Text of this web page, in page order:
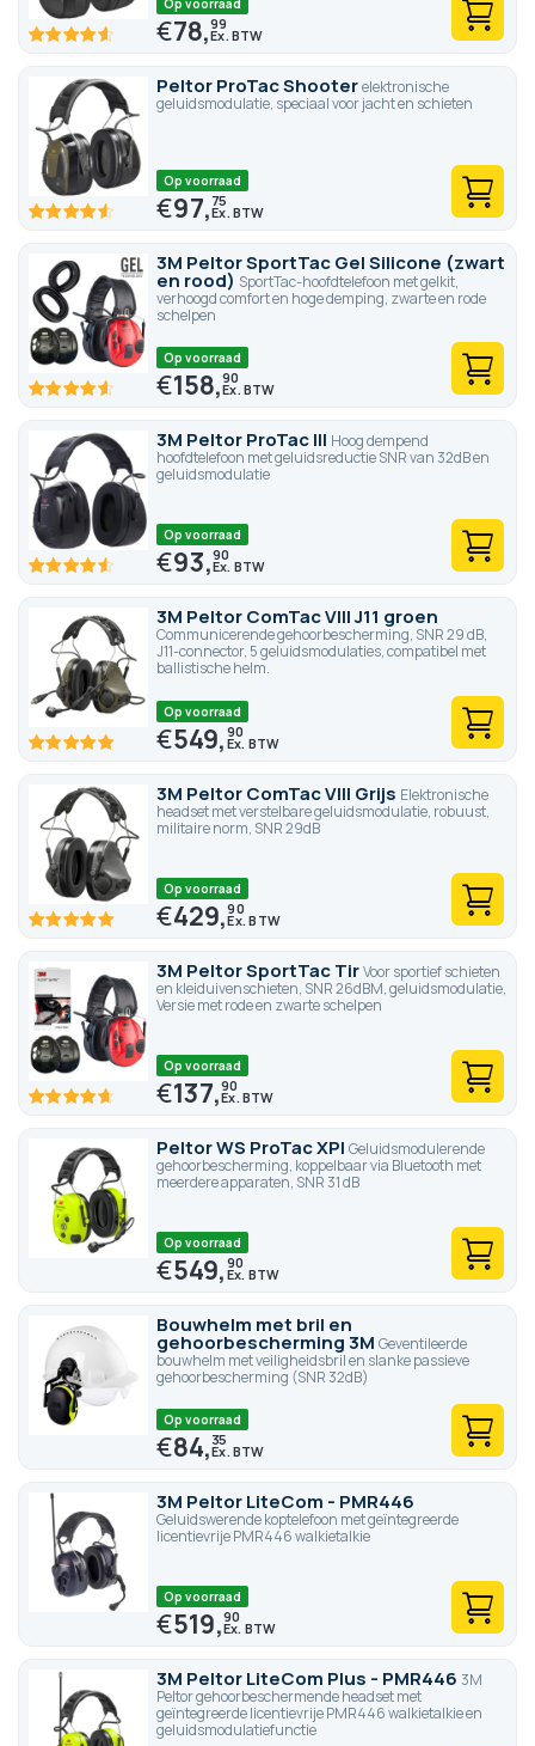
91.4 100
Op voorraad
€78,99
Peltor ProTac Shooterelektronische
geluidsmodulatie, speciaal voor jacht en schieten
91 100
Op voorraad
€97,75
3M Peltor SportTac Gel Silicone (zwart
en rood) SportTac-hoofdtelefoon met gelkit,
verhoogd comfort en hoge demping, zwarte en rode
schelpen
91.8 100
Op voorraad
€158,90
3M Peltor ProTac III Hoog dempend
hoofdtelefoon met geluidsreductie SNR van 32dB en
geluidsmodulatie
91 100
Op voorraad
€93,90
3M Peltor ComTac VIII J11 groen
Communicerende gehoorbescherming, SNR 29 dB,
J11-connector, 5 geluidsmodulaties, compatibel met
ballistische helm.
100 100
Op voorraad
€549,90
3M Peltor ComTac VIII Grijs Elektronische
headset met verstelbare geluidsmodulatie, robuust,
militaire norm, SNR 29dB
100 100
Op voorraad
€429,90
3M Peltor SportTac TirVoor sportief schieten
en kleiduivenschieten, SNR 26dBM, geluidsmodulatie,
Versie met rode en zwarte schelpen
93 100
Op voorraad
€137,90
Peltor WS ProTac XPI Geluidsmodulerende
gehoorbescherming, koppelbaar via Bluetooth met
meerdere apparaten, SNR 31 dB
Op voorraad
€549,90
Bouwhelm met bril en
gehoorbescherming 3M Geventileerde
bouwhelm met veiligheidsbril en slanke passieve
gehoorbescherming (SNR 32dB)
Op voorraad
€84,35
3M Peltor LiteCom - PMR446
Geluidswerende koptelefoon met geïntegreerde
licentievrije PMR446 walkietalkie
Op voorraad
€519,90
3M Peltor LiteCom Plus - PMR446 3M
Peltor gehoorbeschermende headset met
geïntegreerde licentievrije PMR446 walkietalkie en
geluidsmodulatiefunctie